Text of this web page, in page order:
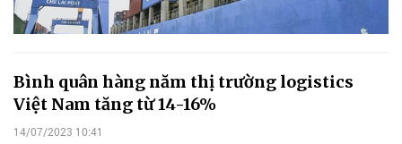
Bình quân hàng năm thị trường logistics
Việt Nam tăng từ 14-16%
14/07/2023 10:41